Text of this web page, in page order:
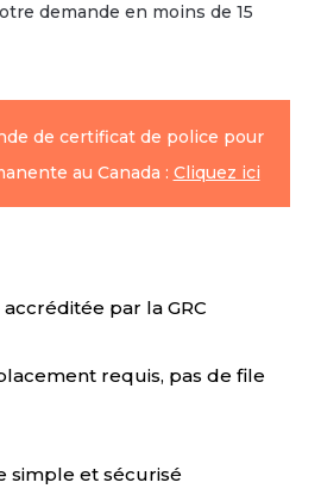
demande en moins de 15
de certificat de police pour
au Canada : Cliquez ici
par la GRC
requis, pas de file
simple et sécurisé